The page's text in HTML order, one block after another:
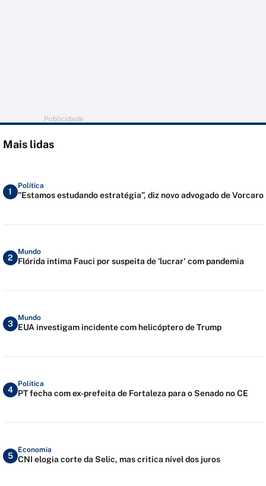
Publicidade
Mais lidas
1
Política
"Estamos estudando estratégia”, diz novo advogado de Vorcaro
2
Mundo
Flórida intima Fauci por suspeita de 'lucrar' com pandemia
3
Mundo
EUA investigam incidente com helicóptero de Trump
4
Política
PT fecha com ex-prefeita de Fortaleza para o Senado no CE
5
Economia
CNI elogia corte da Selic, mas critica nível dos juros